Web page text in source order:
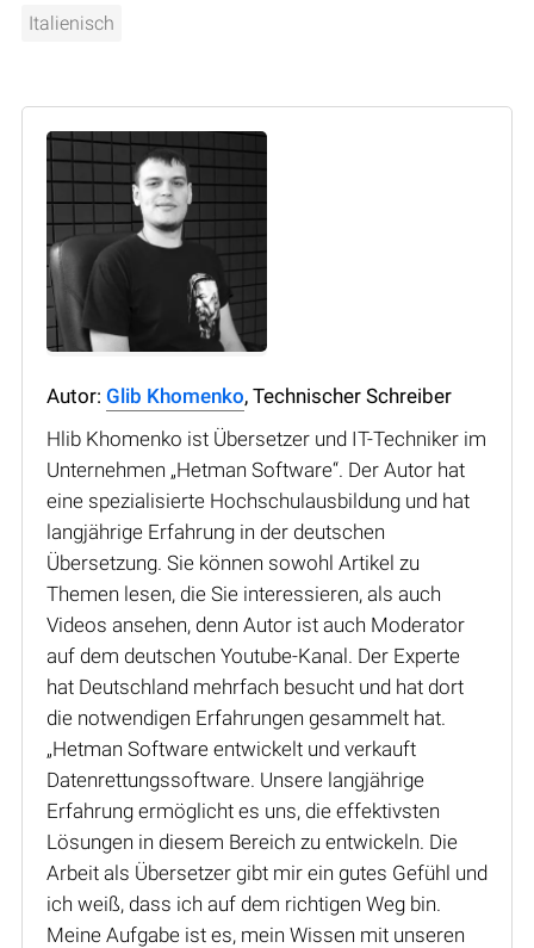
Italienisch
Autor: Glib Khomenko, Technischer Schreiber
Hlib Khomenko ist Übersetzer und IT-Techniker im
Unternehmen „Hetman Software“. Der Autor hat
eine spezialisierte Hochschulausbildung und hat
langjährige Erfahrung in der deutschen
Übersetzung. Sie können sowohl Artikel zu
Themen lesen, die Sie interessieren, als auch
Videos ansehen, denn Autor ist auch Moderator
auf dem deutschen Youtube-Kanal. Der Experte
hat Deutschland mehrfach besucht und hat dort
die notwendigen Erfahrungen gesammelt hat.
„Hetman Software entwickelt und verkauft
Datenrettungssoftware. Unsere langjährige
Erfahrung ermöglicht es uns, die effektivsten
Lösungen in diesem Bereich zu entwickeln. Die
Arbeit als Übersetzer gibt mir ein gutes Gefühl und
ich weiß, dass ich auf dem richtigen Weg bin.
Meine Aufgabe ist es, mein Wissen mit unseren